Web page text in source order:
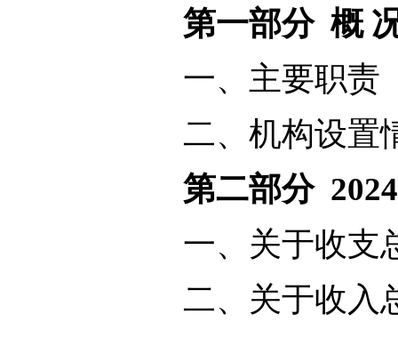
第一部分 概
一、主要职责
二、机构设置
第二部分
一、关于收支
二、关于收入